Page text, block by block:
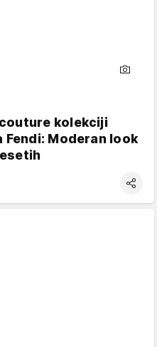
kolekciji
Fendi: Moderan look